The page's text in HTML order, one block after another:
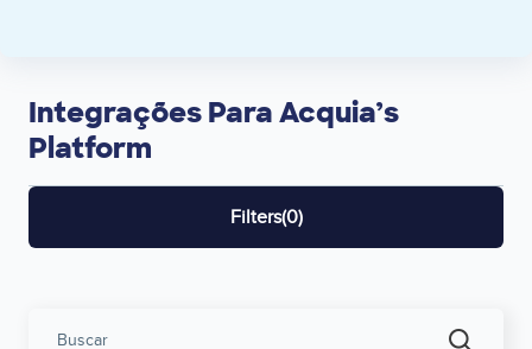
Integrações ParaAcquia’s
Platform
Filters(0)